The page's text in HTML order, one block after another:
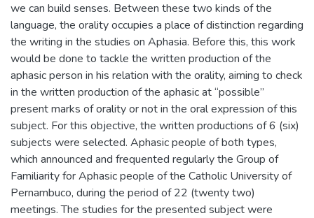
we can build senses. Between these two kinds of the
language, the orality occupies a place of distinction regarding
the writing in the studies on Aphasia. Before this, this work
would be done to tackle the written production of the
aphasic person in his relation with the orality, aiming to check
in the written production of the aphasic at “possible”
present marks of orality or not in the oral expression of this
subject. For this objective, the written productions of 6 (six)
subjects were selected. Aphasic people of both types,
which announced and frequented regularly the Group of
Familiarity for Aphasic people of the Catholic University of
Pernambuco, during the period of 22 (twenty two)
meetings. The studies for the presented subject were